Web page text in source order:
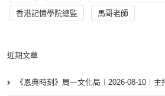
香港記憶學院總監 馬哥老師
近期文章
《恩典時刻》周一文化局︱2026-08-10︱